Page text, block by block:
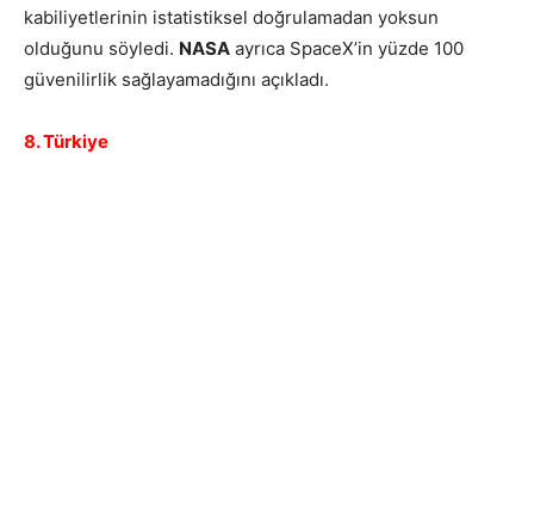
kabiliyetlerinin istatistiksel doğrulamadan yoksun
olduğunu söyledi. NASA ayrıca SpaceX’in yüzde 100
güvenilirlik sağlayamadığını açıkladı.
8. Türkiye